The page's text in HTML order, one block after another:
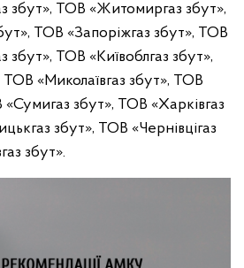
збут», ТОВ «Житомиргаз збут»,
ТОВ «Запоріжгаз збут», ТОВ
збут», ТОВ «Київоблгаз збут»,
ТОВ «Миколаївгаз збут», ТОВ
«Сумигаз збут», ТОВ «Харківгаз
збут», ТОВ «Чернівцігаз
збут».